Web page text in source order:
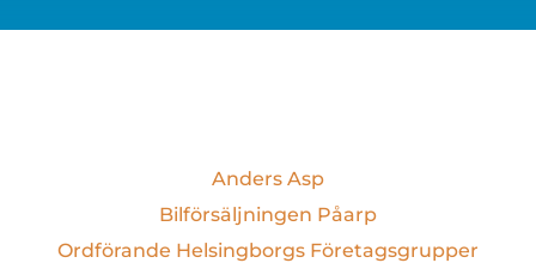
Anders Asp
Bilförsäljningen Påarp
Ordförande Helsingborgs Företagsgrupper